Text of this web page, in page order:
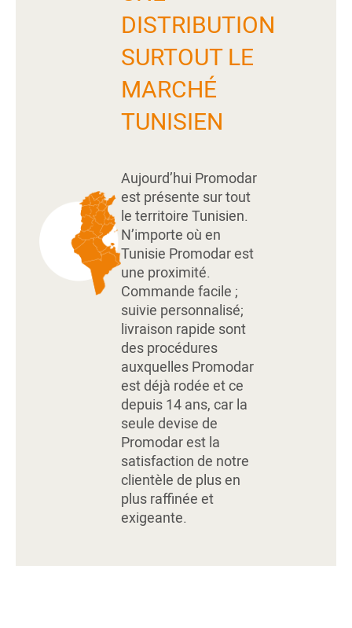
DISTRIBUTION
SURTOUT LE
MARCHÉ
TUNISIEN
Aujourd’hui Promodar
est présente sur tout
le territoire Tunisien.
N’importe où en
Tunisie Promodar est
une proximité.
Commande facile ;
suivie personnalisé;
livraison rapide sont
des procédures
auxquelles Promodar
est déjà rodée et ce
depuis 14 ans, car la
seule devise de
Promodar est la
satisfaction de notre
clientèle de plus en
plus raffinée et
exigeante.